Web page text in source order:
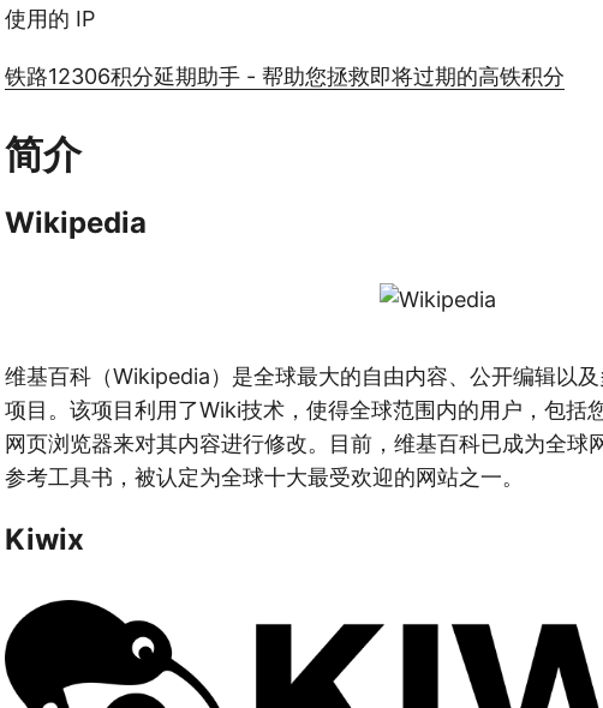
使用的 IP
铁路12306积分延期助手 - 帮助您拯救即将过期的高铁积分
简介
Wikipedia
维基百科（Wikipedia）是全球最大的自由内容、公开编辑以
项目。该项目利用了Wiki技术，使得全球范围内的用户，包括
网页浏览器来对其内容进行修改。目前，维基百科已成为全球
参考工具书，被认定为全球十大最受欢迎的网站之一。
Kiwix